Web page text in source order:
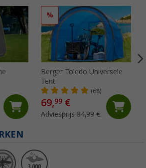
%
Berger Toledo Universele
Tent
(68)
69,99€
Adviesprijs 84,99 €